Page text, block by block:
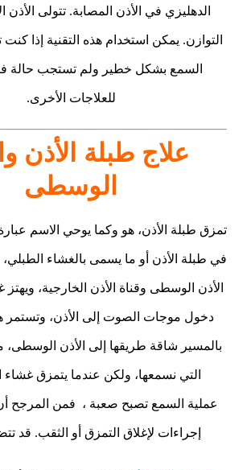
الدهليزي في الأذن المصابة. تتولى
التوازن. يمكن استخدام هذه التقنية إذا
السمع بشكل خطير ولم تستجب حالة
للعلاجات الأخرى.
علاج طبلة الأذن
الوسطى
تمزق طبلة الأذن، هو وكما يوحي الاسم
في طبلة الأذن أو ما يسمى بالغشاء
الأذن الوسطى وقناة الأذن الخارجية،
دخول موجات الصوت إلى الأذن، وتستمر
بالمسير شاقة طريقها إلى الأذن
التي نسمعها، ولكن عندما يتمزق غشاء
عملية السمع تصبح صعبة ، فمن المرجح
إجراءات لإغلاق التمزق أو الثقب. قد